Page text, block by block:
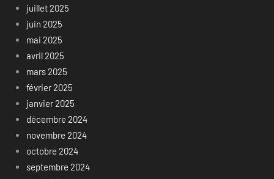
juillet 2025
juin 2025
mai 2025
avril 2025
mars 2025
février 2025
janvier 2025
décembre 2024
novembre 2024
octobre 2024
septembre 2024